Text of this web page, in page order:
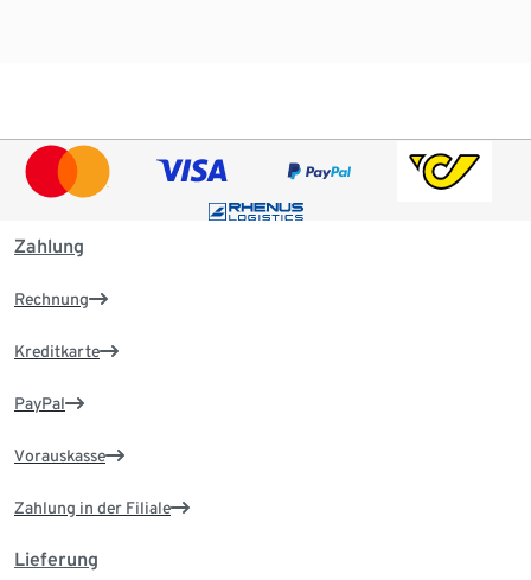
Zahlung
Rechnung
Kreditkarte
PayPal
Vorauskasse
Zahlung in der Filiale
Lieferung